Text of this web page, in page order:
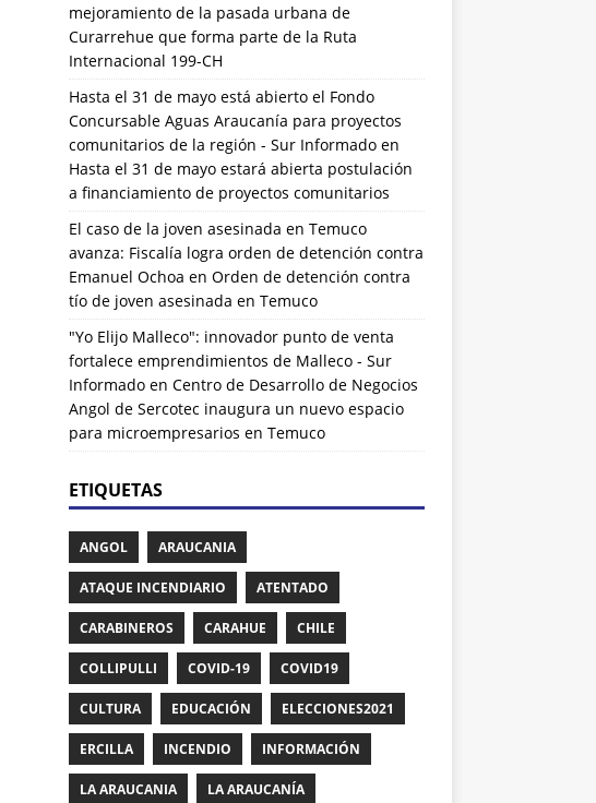
mejoramiento de la pasada urbana de
Curarrehue que forma parte de la Ruta
Internacional 199-CH
Hasta el 31 de mayo está abierto el Fondo
Concursable Aguas Araucanía para proyectos
comunitarios de la región - Sur Informadoen
Hasta el 31 de mayo estará abierta postulación
a financiamiento de proyectos comunitarios
El caso de la joven asesinada en Temuco
avanza: Fiscalía logra orden de detención contra
Emanuel Ochoa en Orden de detención contra
tío de joven asesinada en Temuco
"Yo Elijo Malleco": innovador punto de venta
fortalece emprendimientos de Malleco - Sur
Informadoen Centro de Desarrollo de Negocios
Angol de Sercotec inaugura un nuevo espacio
para microempresarios en Temuco
ETIQUETAS
ANGOL ARAUCANIA
ATAQUE INCENDIARIO ATENTADO
CARABINEROS CARAHUE CHILE
COLLIPULLI COVID-19 COVID19
CULTURA EDUCACIÓN ELECCIONES2021
ERCILLA INCENDIO INFORMACIÓN
LA ARAUCANIA LA ARAUCANÍA